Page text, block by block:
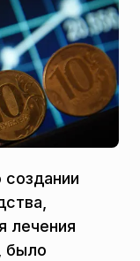
лечения
было